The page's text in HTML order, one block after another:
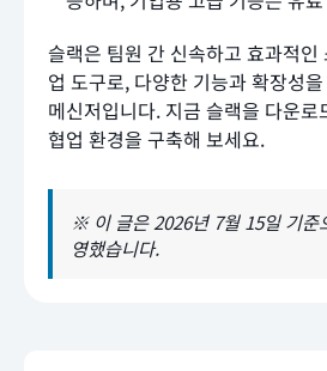
슬랙은 팀원 간 신속하고 효과적인
업 도구로, 다양한 기능과 확장성
메신저입니다. 지금 슬랙을 다운로
협업 환경을 구축해 보세요.
※ 이 글은 2026년 7월 15일 기준
영했습니다.